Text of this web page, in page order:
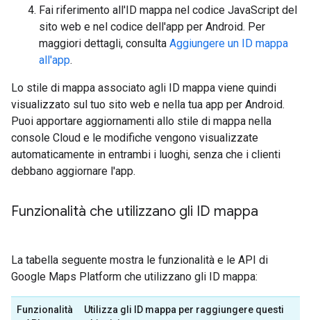
Fai riferimento all'ID mappa nel codice JavaScript del
sito web e nel codice dell'app per Android. Per
maggiori dettagli, consulta Aggiungere un ID mappa
all'app.
Lo stile di mappa associato agli ID mappa viene quindi
visualizzato sul tuo sito web e nella tua app per Android.
Puoi apportare aggiornamenti allo stile di mappa nella
console Cloud e le modifiche vengono visualizzate
automaticamente in entrambi i luoghi, senza che i clienti
debbano aggiornare l'app.
Funzionalità che utilizzano gli ID mappa
La tabella seguente mostra le funzionalità e le API di
Google Maps Platform che utilizzano gli ID mappa:
Funzionalità
Utilizza gli ID mappa per raggiungere questi